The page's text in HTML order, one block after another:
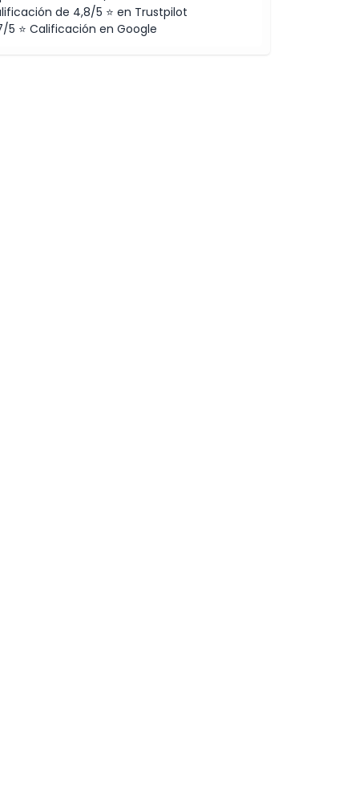
de 4,8/5 ⭐ en Trustpilot
5 ⭐ Calificación en Google